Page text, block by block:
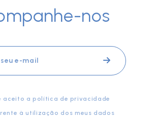
nos
aceito a política de privacidade
à utilização dos meus dados